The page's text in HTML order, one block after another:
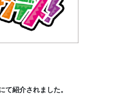
て紹介されました。